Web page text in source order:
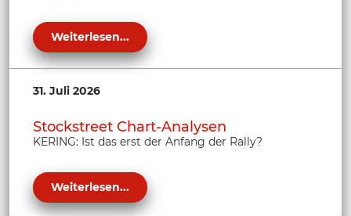
Weiterlesen...
31. Juli 2026
Stockstreet Chart-Analysen
KERING: Ist das erst der Anfang der Rally?
Weiterlesen...